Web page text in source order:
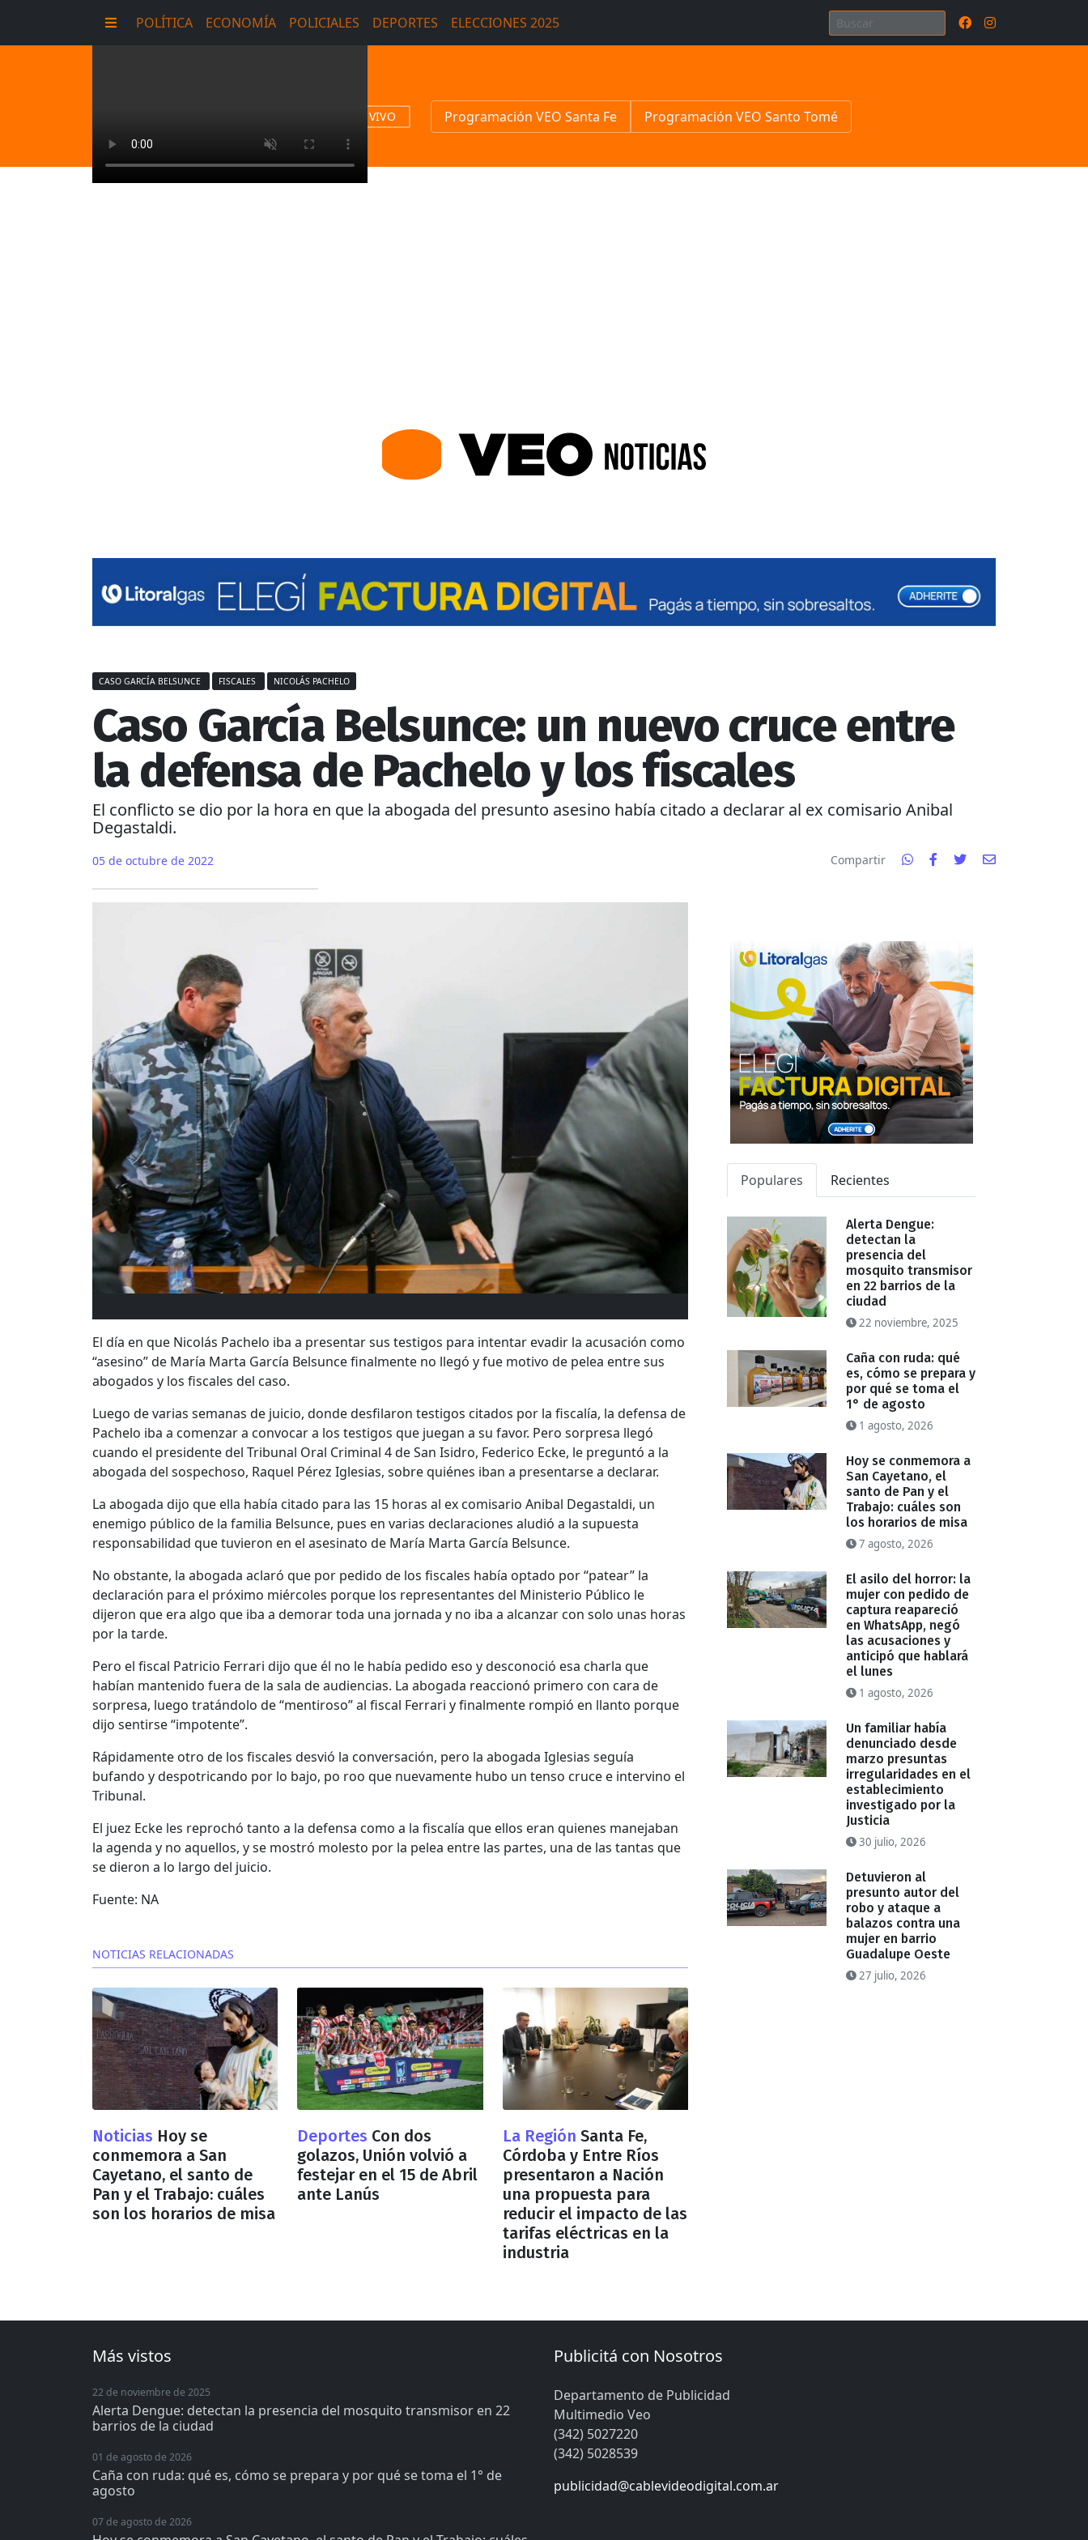
POLÍTICA ECONOMÍA POLICIALES DEPORTES ELECCIONES 2025
EN VIVO Programación VEO Santa Fe Programación VEO Santo Tomé
CASO GARCÍA BELSUNCE FISCALES NICOLÁS PACHELO
Caso García Belsunce: un nuevo cruce entre
la defensa de Pachelo y los fiscales
El conflicto se dio por la hora en que la abogada del presunto asesino había citado a declarar al ex comisario Anibal
Degastaldi.
05 de octubre de 2022 Compartir
El día en que Nicolás Pachelo iba a presentar sus testigos para intentar evadir la acusación como
“asesino” de María Marta García Belsunce finalmente no llegó y fue motivo de pelea entre sus
abogados y los fiscales del caso.
Luego de varias semanas de juicio, donde desfilaron testigos citados por la fiscalía, la defensa de
Pachelo iba a comenzar a convocar a los testigos que juegan a su favor. Pero sorpresa llegó
cuando el presidente del Tribunal Oral Criminal 4 de San Isidro, Federico Ecke, le preguntó a la
abogada del sospechoso, Raquel Pérez Iglesias, sobre quiénes iban a presentarse a declarar.
La abogada dijo que ella había citado para las 15 horas al ex comisario Anibal Degastaldi, un
enemigo público de la familia Belsunce, pues en varias declaraciones aludió a la supuesta
responsabilidad que tuvieron en el asesinato de María Marta García Belsunce.
No obstante, la abogada aclaró que por pedido de los fiscales había optado por “patear” la
declaración para el próximo miércoles porque los representantes del Ministerio Público le
dijeron que era algo que iba a demorar toda una jornada y no iba a alcanzar con solo unas horas
por la tarde.
Pero el fiscal Patricio Ferrari dijo que él no le había pedido eso y desconoció esa charla que
habían mantenido fuera de la sala de audiencias. La abogada reaccionó primero con cara de
sorpresa, luego tratándolo de “mentiroso” al fiscal Ferrari y finalmente rompió en llanto porque
dijo sentirse “impotente”.
Rápidamente otro de los fiscales desvió la conversación, pero la abogada Iglesias seguía
bufando y despotricando por lo bajo, po roo que nuevamente hubo un tenso cruce e intervino el
Tribunal.
El juez Ecke les reprochó tanto a la defensa como a la fiscalía que ellos eran quienes manejaban
la agenda y no aquellos, y se mostró molesto por la pelea entre las partes, una de las tantas que
se dieron a lo largo del juicio.
Fuente: NA
NOTICIAS RELACIONADAS
Noticias Hoy se
conmemora a San
Cayetano, el santo de
Pan y el Trabajo: cuáles
son los horarios de misa
Deportes Con dos
golazos, Unión volvió a
festejar en el 15 de Abril
ante Lanús
La Región Santa Fe,
Córdoba y Entre Ríos
presentaron a Nación
una propuesta para
reducir el impacto de las
tarifas eléctricas en la
industria
Populares Recientes
Alerta Dengue:
detectan la
presencia del
mosquito transmisor
en 22 barrios de la
ciudad
22 noviembre, 2025
Caña con ruda: qué
es, cómo se prepara y
por qué se toma el
1° de agosto
1 agosto, 2026
Hoy se conmemora a
San Cayetano, el
santo de Pan y el
Trabajo: cuáles son
los horarios de misa
7 agosto, 2026
El asilo del horror: la
mujer con pedido de
captura reapareció
en WhatsApp, negó
las acusaciones y
anticipó que hablará
el lunes
1 agosto, 2026
Un familiar había
denunciado desde
marzo presuntas
irregularidades en el
establecimiento
investigado por la
Justicia
30 julio, 2026
Detuvieron al
presunto autor del
robo y ataque a
balazos contra una
mujer en barrio
Guadalupe Oeste
27 julio, 2026
Más vistos
22 de noviembre de 2025
Alerta Dengue: detectan la presencia del mosquito transmisor en 22
barrios de la ciudad
01 de agosto de 2026
Caña con ruda: qué es, cómo se prepara y por qué se toma el 1° de
agosto
07 de agosto de 2026
Publicitá con Nosotros
Departamento de Publicidad
Multimedio Veo
(342) 5027220
(342) 5028539
publicidad@cablevideodigital.com.ar